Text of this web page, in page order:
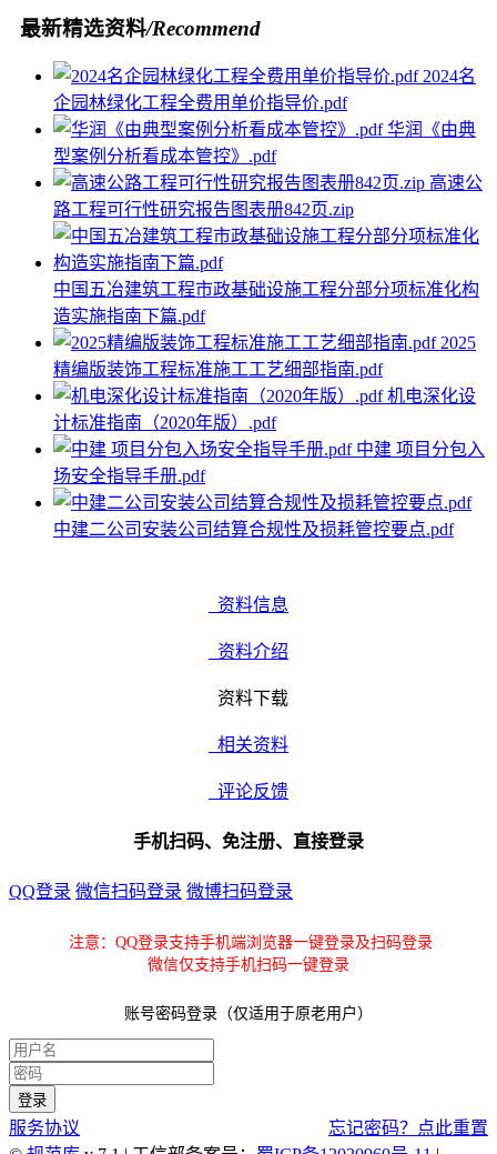
最新精选资料/Recommend
2024名
企园林绿化工程全费用单价指导价.pdf
华润《由典
型案例分析看成本管控》.pdf
高速公
路工程可行性研究报告图表册842页.zip
中国五冶建筑工程市政基础设施工程分部分项标准化构
造实施指南下篇.pdf
2025
精编版装饰工程标准施工工艺细部指南.pdf
机电深化设
计标准指南（2020年版）.pdf
中建 项目分包入
场安全指导手册.pdf
中建二公司安装公司结算合规性及损耗管控要点.pdf
资料信息
资料介绍
资料下载
相关资料
评论反馈
手机扫码、免注册、直接登录
QQ登录 微信扫码登录 微博扫码登录
注意：QQ登录支持手机端浏览器一键登录及扫码登录
微信仅支持手机扫码一键登录
账号密码登录（仅适用于原老用户）
服务协议
忘记密码？点此重置